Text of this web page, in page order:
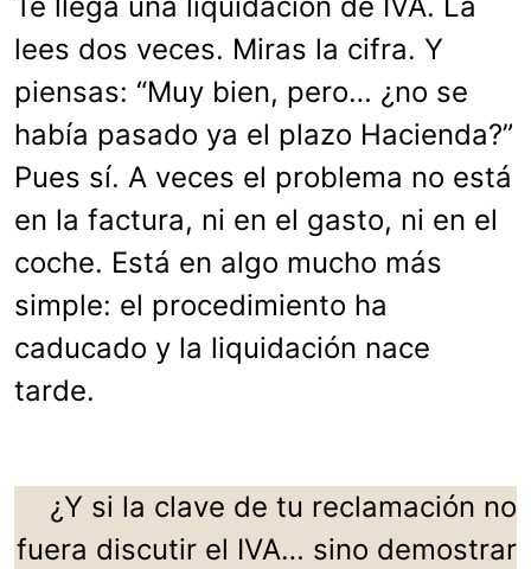
lees dos veces. Miras la cifra. Y
piensas: “Muy bien, pero… ¿no se
había pasado ya el plazo Hacienda?”
Pues sí. A veces el problema no está
en la factura, ni en el gasto, ni en el
coche. Está en algo mucho más
simple: el procedimiento ha
caducado y la liquidación nace
tarde.
¿Y si la clave de tu reclamación no
fuera discutir el IVA… sino demostrar